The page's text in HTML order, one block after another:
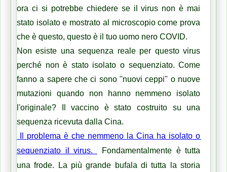
ora ci si potrebbe chiedere se il virus non è mai
stato isolato e mostrato al microscopio come prova
che è questo, questo è il tuo uomo nero COVID.
Non esiste una sequenza reale per questo virus
perché non è stato isolato o sequenziato. Come
fanno a sapere che ci sono "nuovi ceppi" o nuove
mutazioni quando non hanno nemmeno isolato
l'originale? Il vaccino è stato costruito su una
sequenza ricevuta dalla Cina.
sequenziato il virus.
Fondamentalmente è tutta
una frode. La più grande bufala di tutta la storia